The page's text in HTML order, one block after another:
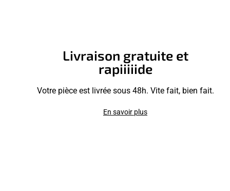
Livraison gratuite et
rapiiiiide
Votre pièce est livrée sous 48h. Vite fait, bien fait.
En savoir plus